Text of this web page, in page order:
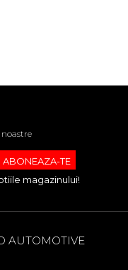
magazinului!
AUTOMOTIVE